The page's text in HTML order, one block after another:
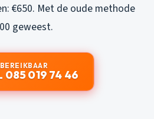
€650. Met de oude methode
geweest.
085 019 74 46